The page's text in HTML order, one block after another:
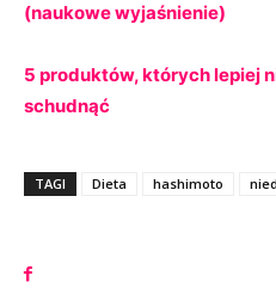
(naukowe wyjaśnienie)
5 produktów, których lepiej
schudnąć
TAGI Dieta hashimoto